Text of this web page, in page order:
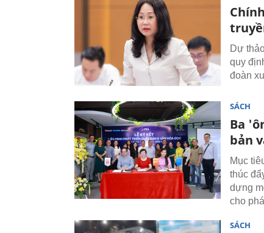
Dự
quy
đoàn
SÁCH
Ba
bản
Mục
thúc
dựng
cho
SÁCH